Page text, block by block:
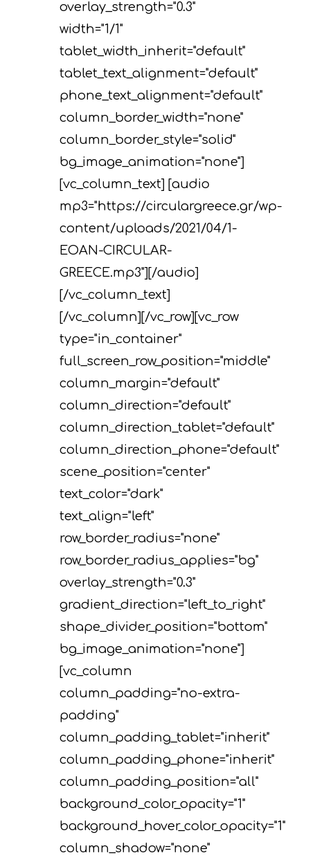
overlay_strength="0.3"
width="1/1"
tablet_width_inherit="default"
tablet_text_alignment="default"
phone_text_alignment="default"
column_border_width="none"
column_border_style="solid"
bg_image_animation="none"]
[vc_column_text] [audio
mp3="https://circulargreece.gr/wp-
content/uploads/2021/04/1-
EOAN-CIRCULAR-
GREECE.mp3"][/audio]
[/vc_column_text]
[/vc_column][/vc_row][vc_row
type="in_container"
full_screen_row_position="middle"
column_margin="default"
column_direction="default"
column_direction_tablet="default"
column_direction_phone="default"
scene_position="center"
text_color="dark"
text_align="left"
row_border_radius="none"
row_border_radius_applies="bg"
overlay_strength="0.3"
gradient_direction="left_to_right"
shape_divider_position="bottom"
bg_image_animation="none"]
[vc_column
column_padding="no-extra-
padding"
column_padding_tablet="inherit"
column_padding_phone="inherit"
column_padding_position="all"
background_color_opacity="1"
background_hover_color_opacity="1"
column_shadow="none"